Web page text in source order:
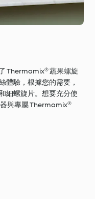
Thermomix® 蔬果螺旋
體驗，根據您的需要，
細螺旋片。想要充分使
與專屬 Thermomix®